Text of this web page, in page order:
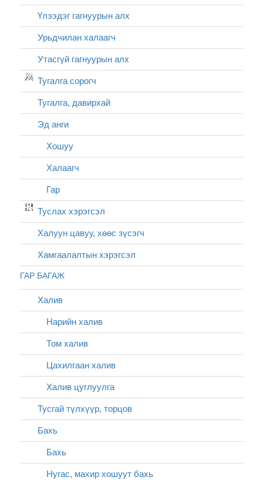
Үлээдэг гагнуурын алх
Урьдчилан халаагч
Утасгүй гагнуурын алх
Тугалга сорогч
Тугалга, давирхай
Эд анги
Хошуу
Халаагч
Гар
Туслах хэрэгсэл
Халуун цавуу, хөөс зүсэгч
Хамгаалалтын хэрэгсэл
ГАР БАГАЖ
Халив
Нарийн халив
Том халив
Цахилгаан халив
Халив цуглуулга
Тусгай түлхүүр, торцов
Бахь
Бахь
Нугас, махир хошуут бахь